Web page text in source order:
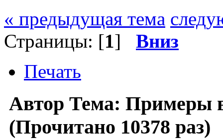
« предыдущая тема
Страницы: [1] Вниз
Печать
Автор Тема: Примеры
(Прочитано 10378 раз)